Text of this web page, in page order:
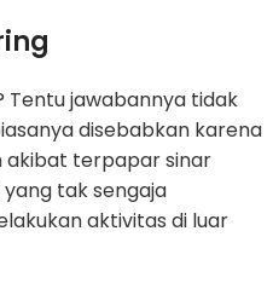
Tentu jawabannya tidak
disebabkan karena
akibat terpapar sinar
tak sengaja
aktivitas di luar